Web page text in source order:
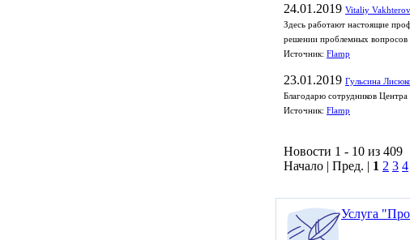
24.01.2019 Vitaliy Vakhterov
Здесь работают настоящие
решении проблемных
Источник: Flamp
23.01.2019 Гульсина
Благодарю сотрудников
Источник: Flamp
Новости 1 - 10 из 409
Начало | Пред. | 1 2 3 4
Услуга